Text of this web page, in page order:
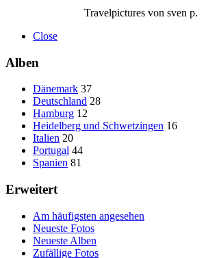
Travelpictures von sven p.
Close
Alben
Dänemark 37
Deutschland 28
Hamburg 12
Heidelberg und Schwetzingen 16
Italien 20
Portugal 44
Spanien 81
Erweitert
Am häufigsten angesehen
Neueste Fotos
Neueste Alben
Zufällige Fotos